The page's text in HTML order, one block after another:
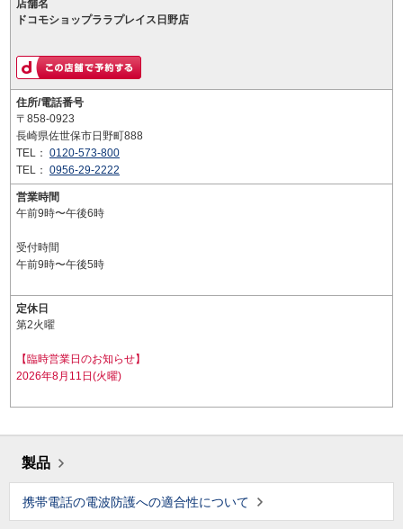
店舗名
ドコモショップララプレイス日野店
住所/電話番号
〒858-0923
長崎県佐世保市日野町888
TEL： 0120-573-800
TEL： 0956-29-2222
営業時間
午前9時〜午後6時
受付時間
午前9時〜午後5時
定休日
第2火曜
【臨時営業日のお知らせ】
2026年8月11日(火曜)
製品
携帯電話の電波防護への適合性について